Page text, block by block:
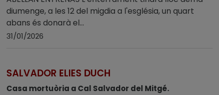
diumenge, a les 12 del migdia a l'església, un quart
abans és donarà el...
31/01/2026
SALVADOR ELIES DUCH
Casa mortuòria a Cal Salvador del Mitgé.